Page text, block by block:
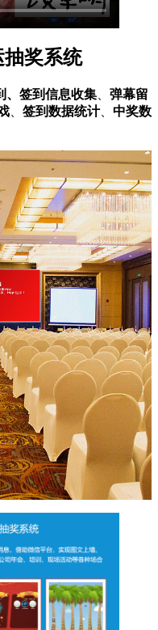
抽奖系统
、签到信息收集
弹幕留
签到数据统计、 中奖数